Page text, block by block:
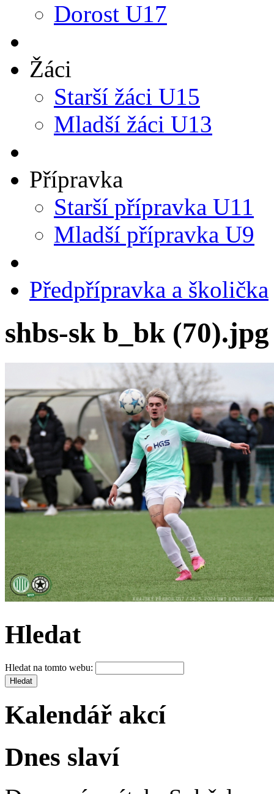
Dorost U17
Žáci
Starší žáci U15
Mladší žáci U13
Přípravka
Starší přípravka U11
Mladší přípravka U9
Předpřípravka a školička
shbs-sk b_bk (70).jpg
Hledat
Hledat na tomto webu:
Kalendář akcí
Dnes slaví